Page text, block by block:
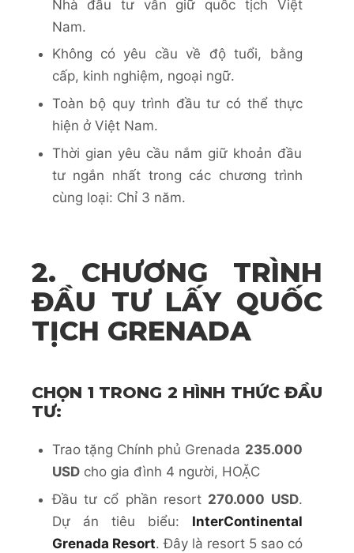
Nhà đầu tư vẫn giữ quốc tịch Việt
Nam.
Không có yêu cầu về độ tuổi, bằng
cấp, kinh nghiệm, ngoại ngữ.
Toàn bộ quy trình đầu tư có thể thực
hiện ở Việt Nam.
Thời gian yêu cầu nắm giữ khoản đầu
tư ngắn nhất trong các chương trình
cùng loại: Chỉ 3 năm.
2. CHƯƠNG TRÌNH
ĐẦU TƯ LẤY QUỐC
TỊCH GRENADA
CHỌN 1 TRONG 2 HÌNH THỨC ĐẦU
TƯ:
Trao tặng Chính phủ Grenada 235.000
USDcho gia đình 4 người, HOẶC
Đầu tư cổ phần resort 270.000 USD.
Dự án tiêu biểu: InterContinental
Grenada Resort. Đây là resort 5 sao có